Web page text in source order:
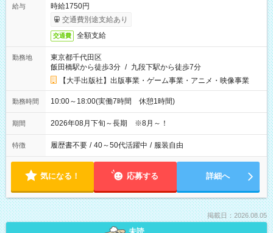
給与
時給1750円
交通費別途支給あり
交通費 全額支給
勤務地
東京都千代田区
飯田橋駅から徒歩3分 / 九段下駅から徒歩7分
【大手出版社】出版事業・ゲーム事業・アニメ・映像事業
勤務時間 10:00～18:00(実働7時間 休憩1時間)
期間 2026年08月下旬～長期 ※8月～！
特徴 履歴書不要 / 40～50代活躍中 / 服装自由
気になる！ 応募する 詳細へ
掲載日：2026.08.05